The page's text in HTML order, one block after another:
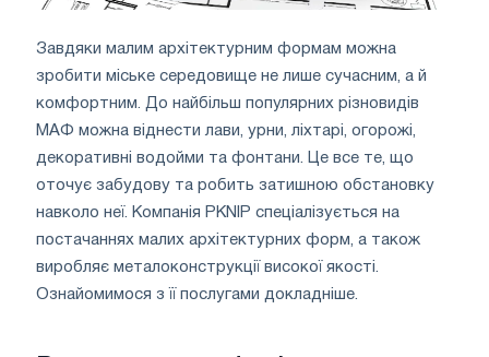
Завдяки малим архітектурним формам можна
зробити міське середовище не лише сучасним, а й
комфортним. До найбільш популярних різновидів
МАФ можна віднести лави, урни, ліхтарі, огорожі,
декоративні водойми та фонтани. Це все те, що
оточує забудову та робить затишною обстановку
навколо неї. Компанія PKNIP спеціалізується на
постачаннях малих архітектурних форм, а також
виробляє металоконструкції високої якості.
Ознайомимося з її послугами докладніше.